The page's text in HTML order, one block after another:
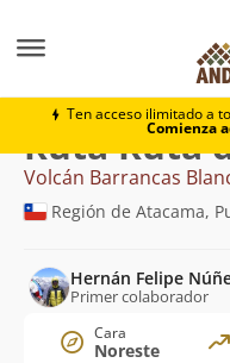
Ten acceso ilimitado a
Comienza
Ruta Ruta
Volcán Barrancas
Región de Atacama,
Hernán Felipe
Primer colaborador
Cara
Noreste